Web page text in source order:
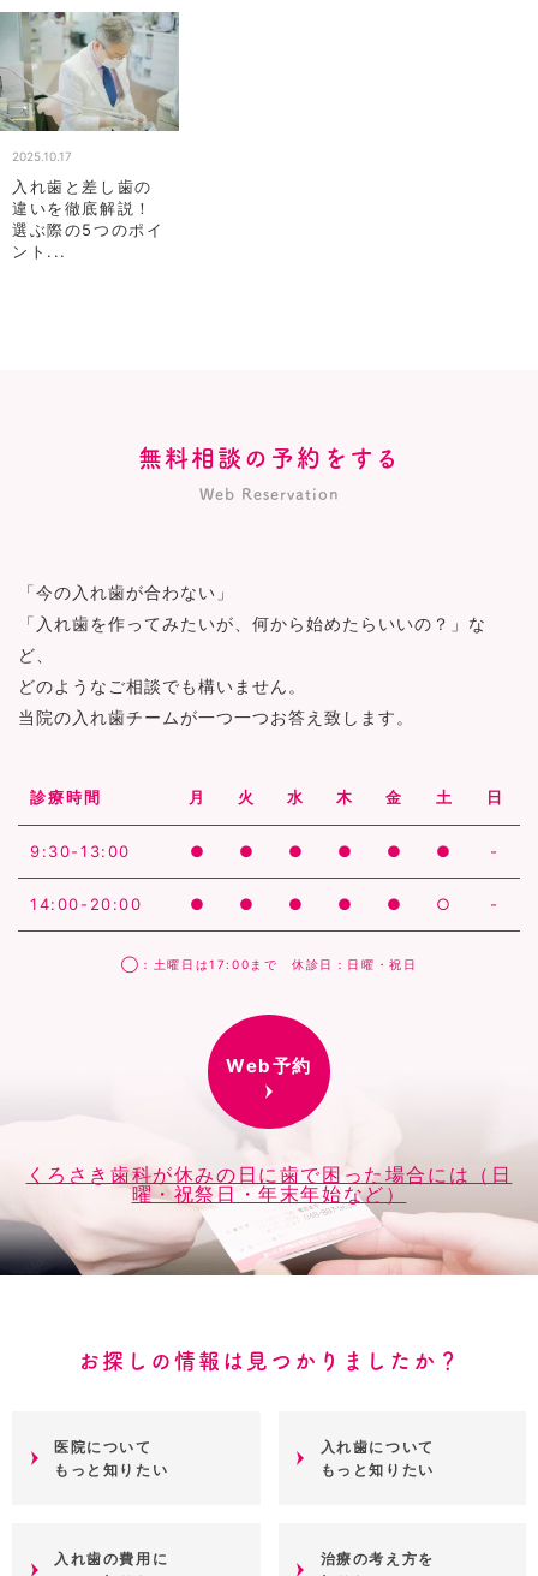
2025.10.17
入れ歯と差し歯の
違いを徹底解説！
選ぶ際の5つのポイ
ント...
無料相談の予約をする
Web Reservation
「今の入れ歯が合わない」
「入れ歯を作ってみたいが、何から始めたらいいの？」な
ど、
どのようなご相談でも構いません。
当院の入れ歯チームが一つ一つお答え致します。
診療時間 月 火 水 木 金 土 日
9:30-13:00 ● ● ● ● ● ● -
14:00-20:00 ● ● ● ● ● ○ -
◯：土曜日は17:00まで 休診日：日曜・祝日
Web予約
くろさき歯科が休みの日に歯で困った場合には（日
曜・祝祭日・年末年始など）
お探しの情報は見つかりましたか？
医院について
もっと知りたい
入れ歯について
もっと知りたい
入れ歯の費用に
治療の考え方を